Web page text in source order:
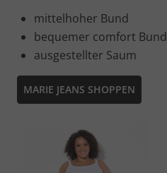
mittelhoher Bund
bequemer comfort Bund
ausgestellter Saum
MARIE JEANS SHOPPEN